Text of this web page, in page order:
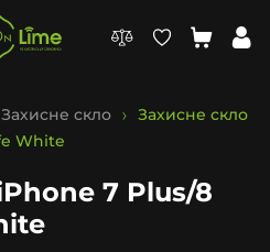
Захисне скло
Захисне скло
White
7 Plus/8